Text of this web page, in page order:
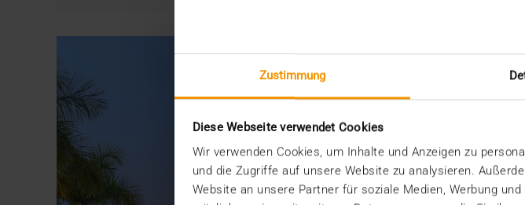
Zustimmung
Diese Webseite verwendet Cookies
Wir verwenden Cookies, um Inhalte und Anzeigen zu
und die Zugriffe auf unsere Website zu analysieren.
Website an unsere Partner für soziale Medien, Werbung